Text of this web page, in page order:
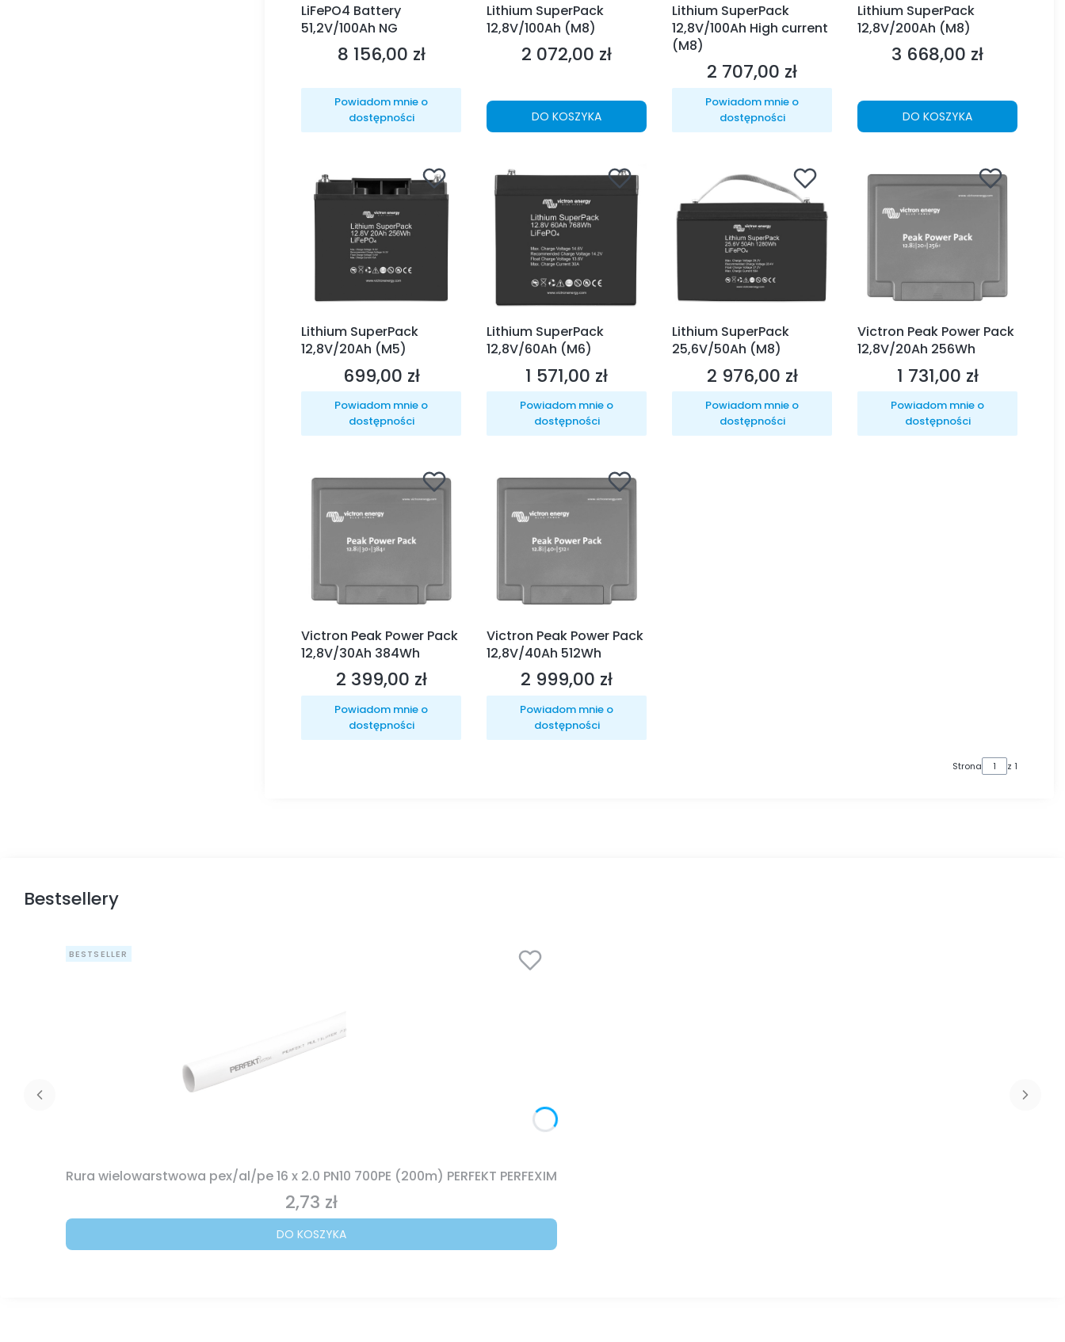
LiFePO4 Battery
51,2V/100Ah NG
Cena
8 156,00 zł
Powiadom mnie o
dostępności
Lithium SuperPack
12,8V/100Ah (M8)
Cena
2 072,00 zł
DO KOSZYKA
Lithium SuperPack
12,8V/100Ah High current
(M8)
Cena
2 707,00 zł
Powiadom mnie o
dostępności
Lithium SuperPack
12,8V/200Ah (M8)
Cena
3 668,00 zł
DO KOSZYKA
Lithium SuperPack
12,8V/20Ah (M5)
Cena
699,00 zł
Powiadom mnie o
dostępności
Lithium SuperPack
12,8V/60Ah (M6)
Cena
1 571,00 zł
Powiadom mnie o
dostępności
Lithium SuperPack
25,6V/50Ah (M8)
Cena
2 976,00 zł
Powiadom mnie o
dostępności
Victron Peak Power Pack
12,8V/20Ah 256Wh
Cena
1 731,00 zł
Powiadom mnie o
dostępności
Victron Peak Power Pack
12,8V/30Ah 384Wh
Cena
2 399,00 zł
Powiadom mnie o
dostępności
Victron Peak Power Pack
12,8V/40Ah 512Wh
Cena
2 999,00 zł
Powiadom mnie o
dostępności
Strona z 1
Bestsellery
BESTSELLER
Rura wielowarstwowa pex/al/pe 16 x 2.0 PN10 700PE (200m) PERFEKT PERFEXIM
Cena
2,73 zł
DO KOSZYKA